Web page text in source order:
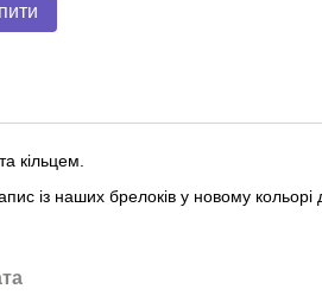
кільцем.
із наших брелоків у новому кольорі